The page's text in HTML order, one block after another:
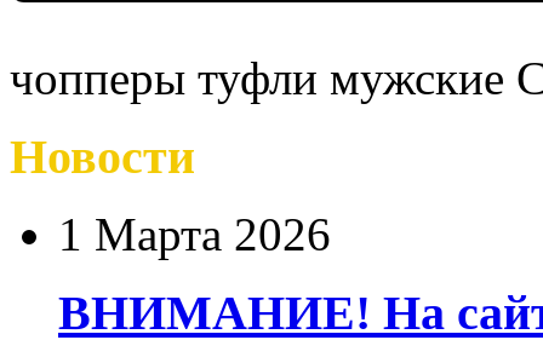
чопперы туфли мужские
Новости
1 Марта 2026
ВНИМАНИЕ! На сайте